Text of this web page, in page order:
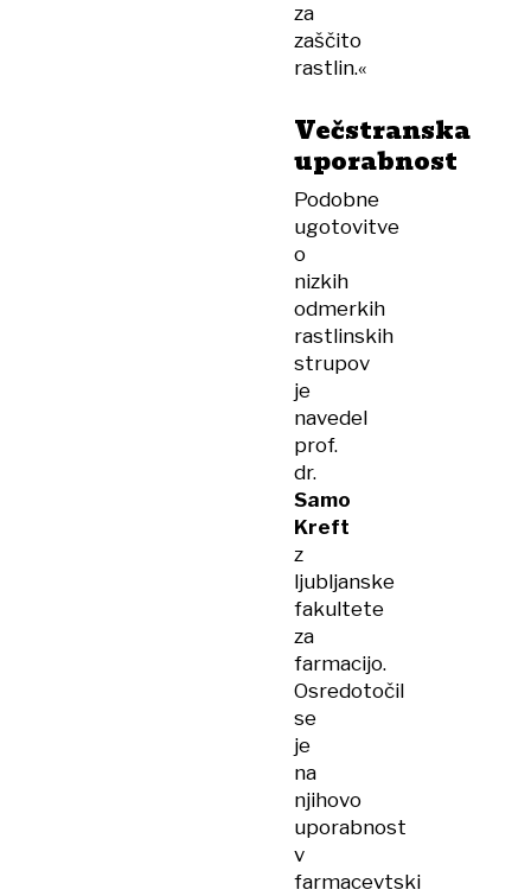
za
zaščito
rastlin.«
Večstranska
uporabnost
Podobne
ugotovitve
o
nizkih
odmerkih
rastlinskih
strupov
je
navedel
prof.
dr.
Samo
Kreft
z
ljubljanske
fakultete
za
farmacijo.
Osredotočil
se
je
na
njihovo
uporabnost
v
farmacevtski